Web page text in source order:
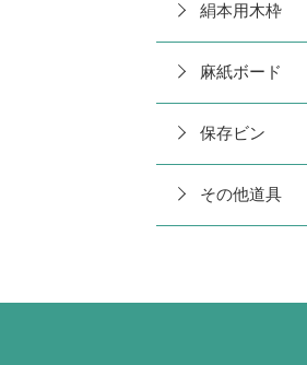
絹本用木枠
麻紙ボード
保存ビン
その他道具